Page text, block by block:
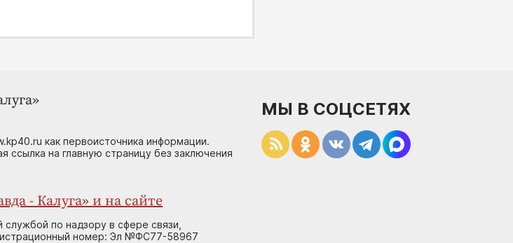
как первоисточника информации.
ссылка на главную страницу без заключения
- Калуга» и на сайте
по надзору в сфере связи,
номер: Эл №ФС77-58967
МЫ В СОЦСЕТЯХ